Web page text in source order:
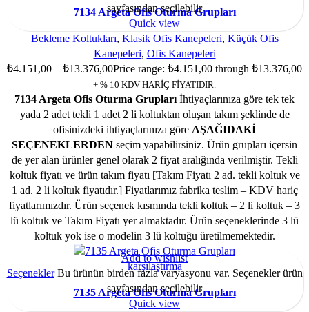
7134 Argeta Ofis Oturma Grupları
Bekleme Koltukları, Klasik Ofis Kanepeleri, Küçük Ofis
Kanepeleri, Ofis Kanepeleri
₺4.151,00 – ₺13.376,00Price range: ₺4.151,00 through ₺13.376,00
+ % 10 KDV HARİÇ FİYATIDIR.
7134 Argeta Ofis Oturma Gruplarıİhtiyaçlarınıza göre tek tek
yada 2 adet tekli 1 adet 2 li koltuktan oluşan takım şeklinde de
ofisinizdeki ihtiyaçlarınıza göre AŞAĞIDAKİ
SEÇENEKLERDEN seçim yapabilirsiniz. Ürün grupları içersin
de yer alan ürünler genel olarak 2 fiyat aralığında verilmiştir. Tekli
koltuk fiyatı ve ürün takım fiyatı [Takım Fiyatı 2 ad. tekli koltuk ve
1 ad. 2 li koltuk fiyatıdır.] Fiyatlarımız fabrika teslim – KDV hariç
fiyatlarımızdır. Ürün seçenek kısmında tekli koltuk – 2 li koltuk – 3
lü koltuk ve Takım Fiyatı yer almaktadır. Ürün seçeneklerinde 3 lü
koltuk yok ise o modelin 3 lü koltuğu üretilmemektedir.
sayfasından seçilebilir
Quick view
karşılaştırma
7135 Argeta Ofis Oturma Grupları
Add to wishlist
Seçenekler Bu ürünün birden fazla varyasyonu var. Seçenekler ürün
sayfasından seçilebilir
Quick view